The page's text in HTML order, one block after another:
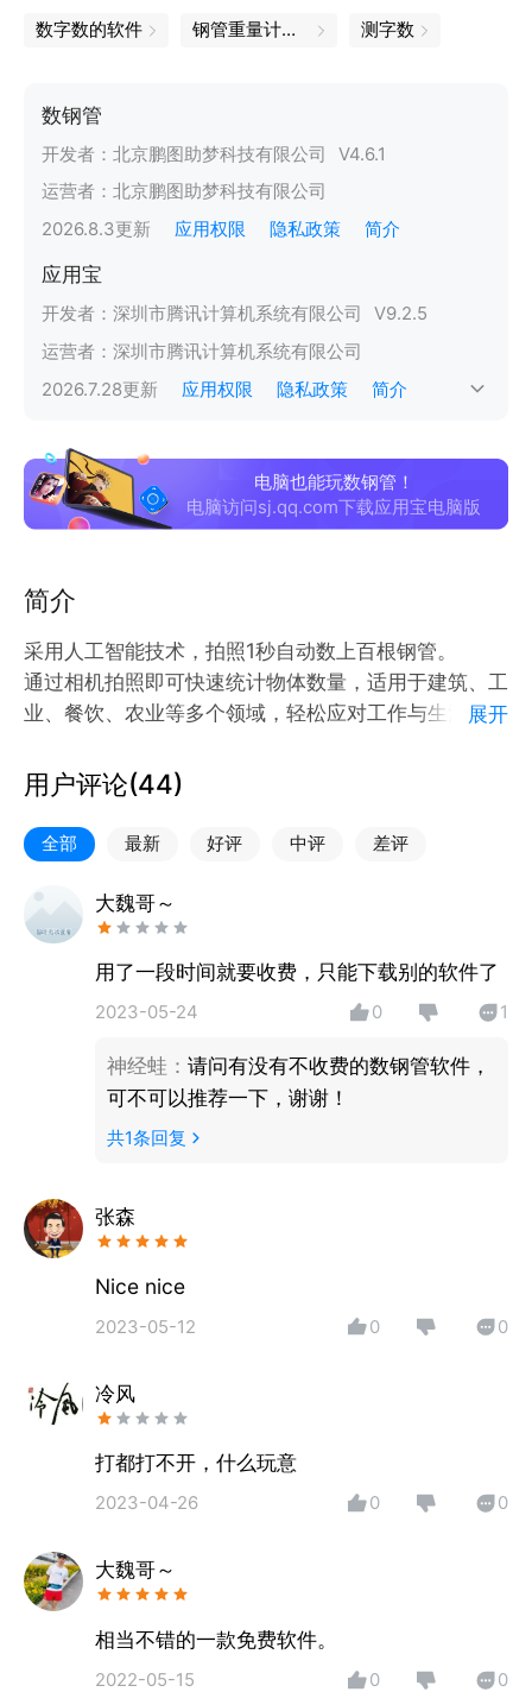
数字数的软件 钢管重量计算器 测字数
数钢管
开发者： 北京鹏图助梦科技有限公司 V4.6.1
运营者： 北京鹏图助梦科技有限公司
2026.8.3更新 应用权限 隐私政策 简介
应用宝
开发者： 深圳市腾讯计算机系统有限公司 V9.2.5
运营者： 深圳市腾讯计算机系统有限公司
2026.7.28更新 应用权限 隐私政策 简介
电脑也能玩数钢管！
电脑访问sj.qq.com下载应用宝电脑版
简介
采用人工智能技术，拍照1秒自动数上百根钢管。
通过相机拍照即可快速统计物体数量，适用于建筑、工
业、餐饮、农业等多个领域，轻松应对工作与生活中的
无论您是工程人员、仓库管理员，还是日常有计数需求
的用户，数钢管App都能为您节省90% 的时间、大大
提升效率。
【一键计数】
只需拍摄或上传一张照片，数钢管App即可自动识别图
中的目标物体，快速输出精准结果。
【支持多种物料，广泛适配场景】
数钢管App搭适用于建筑、工业、仓储、餐饮等行业，
可识别并清点以下物品：
- 钢管、钢筋、竹签、竹签、盘扣、方木、轮扣、圆
木、布料卷、钢踏板等几十种物品点数
【智能点数 · 也适用于生活】
- 清点硬币、鸡蛋数量
- 计算所需木材、螺丝等材料数量
从小事到大事，数钢管App都能帮你更从容应对。
【功能亮点】
- 历史记录：可查看过往识别结果
- 结果美化：可自定义标注样式与颜色，展示更清晰
- 导出保存：将点数结果以图片方式保存，方便日后查
看或分享
数钢管App，致力于为用户提供一站式、智能化的物品
展开
用户评论(44)
全部 最新 好评 中评 差评
大魏哥～
用了一段时间就要收费，只能下载别的软件了
2023-05-24 0 1
神经蛙 ： 请问有没有不收费的数钢管软件，
可不可以推荐一下，谢谢！
共1条回复
张森
Nice nice
2023-05-12 0 0
冷风
打都打不开，什么玩意
2023-04-26 0 0
大魏哥～
相当不错的一款免费软件。
2022-05-15 0 0